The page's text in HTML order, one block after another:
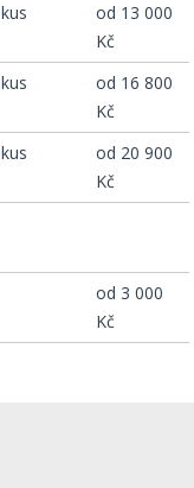
kus
od 13 000
Kč
kus
od 16 800
Kč
kus
od 20 900
Kč
od 3 000
Kč